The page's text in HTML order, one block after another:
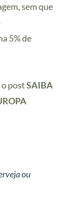
sem que
5% de
o postSAIBA
ou